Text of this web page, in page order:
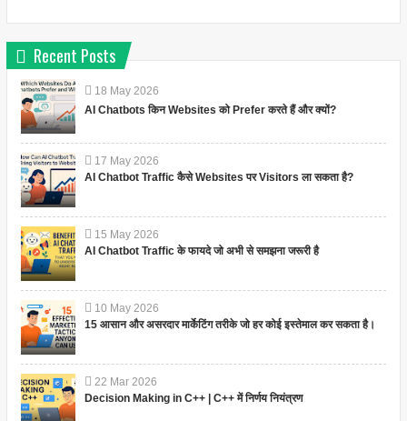
Recent Posts
18 May 2026
AI Chatbots किन Websites को Prefer करते हैं और क्यों?
17 May 2026
AI Chatbot Traffic कैसे Websites पर Visitors ला सकता है?
15 May 2026
AI Chatbot Traffic के फायदे जो अभी से समझना जरूरी है
10 May 2026
15 आसान और असरदार मार्केटिंग तरीके जो हर कोई इस्तेमाल कर सकता है।
22 Mar 2026
Decision Making in C++ | C++ में निर्णय नियंत्रण